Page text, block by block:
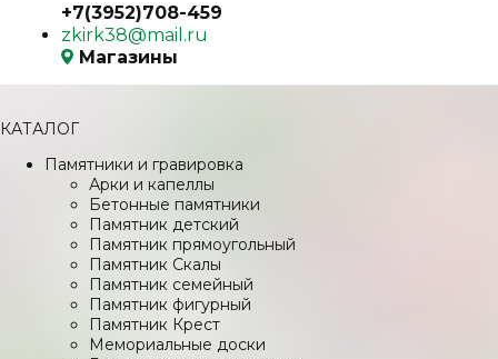
+7(3952)708-459
zkirk38@mail.ru
Магазины
КАТАЛОГ
Памятники и гравировка
Арки и капеллы
Бетонные памятники
Памятник детский
Памятник прямоугольный
Памятник Скалы
Памятник семейный
Памятник фигурный
Памятник Крест
Мемориальные доски